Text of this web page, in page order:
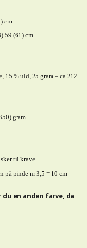
cm
59 (61) cm
15 % uld, 25 gram = ca 212
gram
til krave.
på pinde nr 3,5 = 10 cm
en anden farve, da